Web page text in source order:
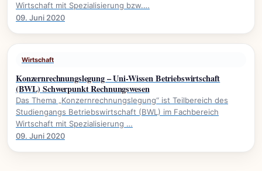
Wirtschaft mit Spezialisierung bzw.…
09. Juni 2020
Wirtschaft
Konzernrechnungslegung – Uni-Wissen Betriebswirtschaft
(BWL) Schwerpunkt Rechnungswesen
Das Thema „Konzernrechnungslegung“ ist Teilbereich des
Studiengangs Betriebswirtschaft (BWL) im Fachbereich
Wirtschaft mit Spezialisierung …
09. Juni 2020